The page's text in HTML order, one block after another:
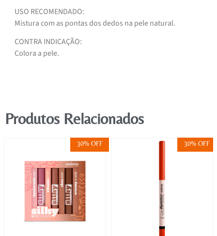
USO RECOMENDADO:
Mistura com as pontas dos dedos na pele natural.
CONTRA INDICAÇÃO:
Colora a pele.
Produtos Relacionados
30% OFF 30% OFF